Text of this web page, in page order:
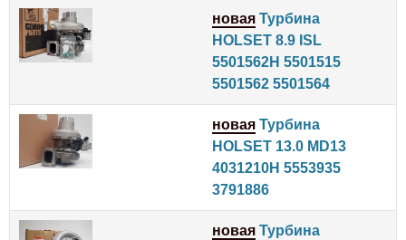
новая Турбина
HOLSET 8.9 ISL
5501562H 5501515
5501562 5501564
новая Турбина
HOLSET 13.0 MD13
4031210H 5553935
3791886
новая Турбина